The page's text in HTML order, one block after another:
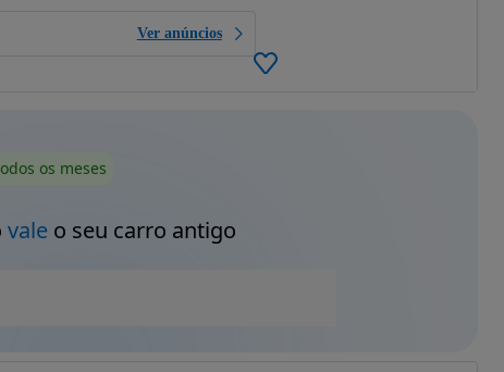
Ver anúncios
os meses
valeo seu carro antigo